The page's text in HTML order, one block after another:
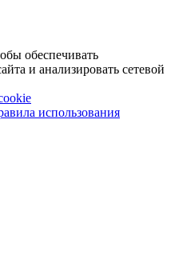
обеспечивать
и анализировать сетевой
использования